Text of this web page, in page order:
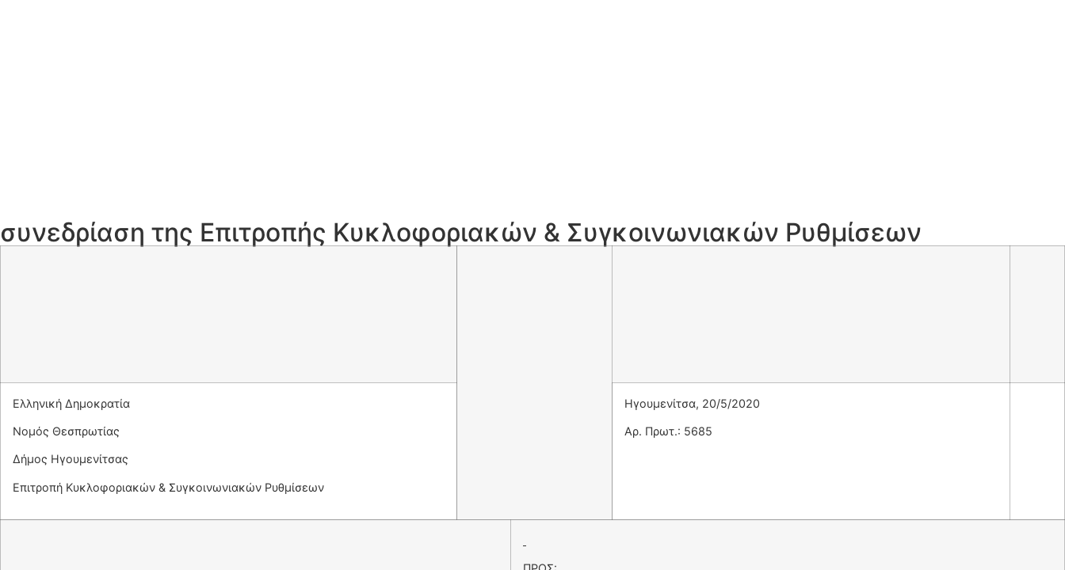
συνεδρίαση της Επιτροπής Κυκλοφοριακών & Συγκοινωνιακών Ρυθμίσεων
Ελληνική Δημοκρατία
Νομός Θεσπρωτίας
Δήμος Ηγουμενίτσας
Επιτροπή Κυκλοφοριακών & Συγκοινωνιακών Ρυθμίσεων
Ηγουμενίτσα, 20/5/2020
Αρ. Πρωτ.: 5685